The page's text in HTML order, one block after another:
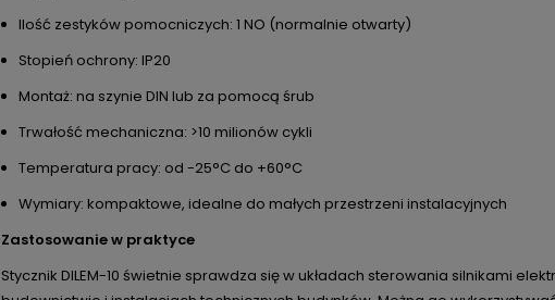
Ilość zestyków pomocniczych: 1 NO (normalnie otwarty)
Stopień ochrony: IP20
Montaż: na szynie DIN lub za pomocą śrub
Trwałość mechaniczna: >10 milionów cykli
Temperatura pracy: od -25°C do +60°C
Wymiary: kompaktowe, idealne do małych przestrzeni instalacyjnych
Zastosowanie w praktyce
Stycznik DILEM-10 świetnie sprawdza się w układach sterowania silnikami